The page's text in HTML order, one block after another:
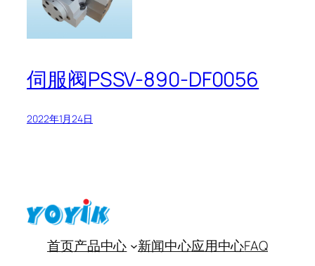
伺服阀PSSV-890-DF0056
2022年1月24日
首页产品中心 新闻中心应用中心FAQ